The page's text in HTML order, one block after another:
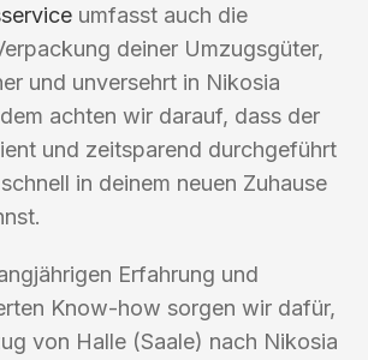
umfasst auch die
deiner Umzugsgüter,
und unversehrt in Nikosia
achten wir darauf, dass der
und zeitsparend durchgeführt
in deinem neuen Zuhause
Erfahrung und
Know-how sorgen wir dafür,
von Halle (Saale) nach Nikosia